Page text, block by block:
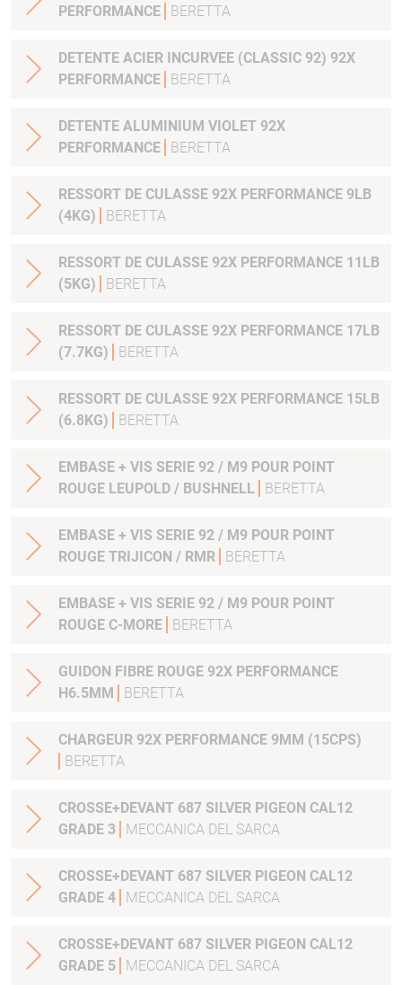
PERFORMANCE
BERETTA
DETENTE ACIER INCURVEE (CLASSIC 92) 92X
PERFORMANCE
BERETTA
DETENTE ALUMINIUM VIOLET 92X
PERFORMANCE
BERETTA
RESSORT DE CULASSE 92X PERFORMANCE 9LB
(4KG)
BERETTA
RESSORT DE CULASSE 92X PERFORMANCE 11LB
(5KG)
BERETTA
RESSORT DE CULASSE 92X PERFORMANCE 17LB
(7.7KG)
BERETTA
RESSORT DE CULASSE 92X PERFORMANCE 15LB
(6.8KG)
BERETTA
EMBASE + VIS SERIE 92 / M9 POUR POINT
ROUGE LEUPOLD / BUSHNELL
BERETTA
EMBASE + VIS SERIE 92 / M9 POUR POINT
ROUGE TRIJICON / RMR
BERETTA
EMBASE + VIS SERIE 92 / M9 POUR POINT
ROUGE C-MORE
BERETTA
GUIDON FIBRE ROUGE 92X PERFORMANCE
H6.5MM
BERETTA
CHARGEUR 92X PERFORMANCE 9MM (15CPS)
BERETTA
CROSSE+DEVANT 687 SILVER PIGEON CAL12
GRADE 3
MECCANICA DEL SARCA
CROSSE+DEVANT 687 SILVER PIGEON CAL12
GRADE 4
MECCANICA DEL SARCA
CROSSE+DEVANT 687 SILVER PIGEON CAL12
GRADE 5
MECCANICA DEL SARCA